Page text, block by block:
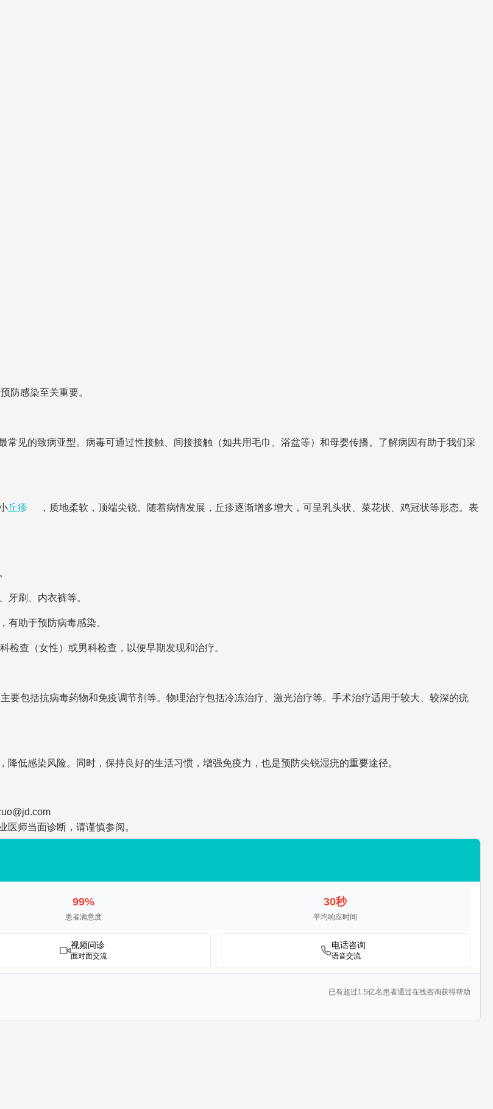
防感染至关重要。
见的致病亚型。病毒可通过性接触、间接接触（如共用毛巾、浴盆等）和母婴传播。了解病因有助于我们采
丘疹
，质地柔软，顶端尖锐。随着病情发展，丘疹逐渐增多增大，可呈乳头状、菜花状、鸡冠状等形态。表
牙刷、内衣裤等。
有助于预防病毒感染。
检查（女性）或男科检查，以便早期发现和治疗。
要包括抗病毒药物和免疫调节剂等。物理治疗包括冷冻治疗、激光治疗等。手术治疗适用于较大、较深的疣
低感染风险。同时，保持良好的生活习惯，增强免疫力，也是预防尖锐湿疣的重要途径。
师当面诊断，请谨慎参阅。
99%
患者满意度
30秒
平均响应时间
视频问诊
面对面交流
电话咨询
语音交流
已有超过1.5亿名患者通过在线咨询获得帮助